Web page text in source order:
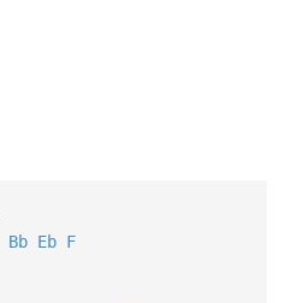
Bb Eb F